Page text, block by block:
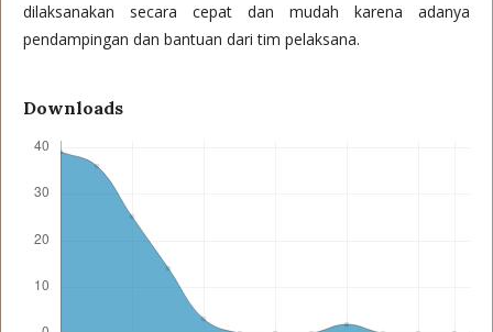
dilaksanakan secara cepat dan mudah karena adanya
pendampingan dan bantuan dari tim pelaksana.
Downloads